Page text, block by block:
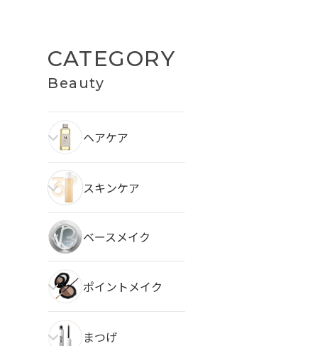
CATEGORY
Beauty
ヘアケア
スキンケア
ベースメイク
ポイントメイク
まつげ